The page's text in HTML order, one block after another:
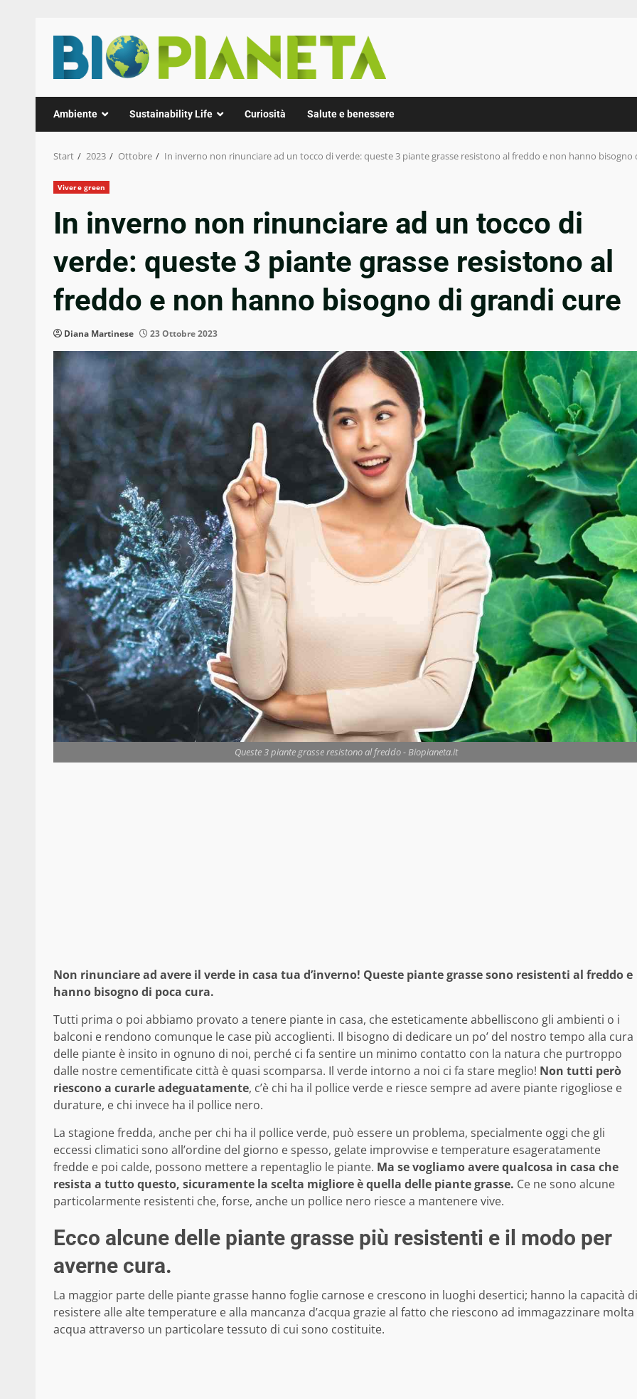
Inhalt
springen
Ambiente Sustainability Life Curiosità Salute e benessere
Start 2023 Ottobre In inverno non rinunciare ad un tocco di verde: queste 3 piante grasse resistono al freddo e non hanno bisogno
Vivere green
In inverno non rinunciare ad un tocco di
verde: queste 3 piante grasse resistono al
freddo e non hanno bisogno di grandi cure
Diana Martinese 23 Ottobre 2023
Queste 3 piante grasse resistono al freddo - Biopianeta.it
Non rinunciare ad avere il verde in casa tua d’inverno! Queste piante grasse sono resistenti al freddo e
hanno bisogno di poca cura.
Tutti prima o poi abbiamo provato a tenere piante in casa, che esteticamente abbelliscono gli ambienti o i
balconi e rendono comunque le case più accoglienti. Il bisogno di dedicare un po’ del nostro tempo alla cura
delle piante è insito in ognuno di noi, perché ci fa sentire un minimo contatto con la natura che purtroppo
dalle nostre cementificate città è quasi scomparsa. Il verde intorno a noi ci fa stare meglio! Non tutti però
riescono a curarle adeguatamente, c’è chi ha il pollice verde e riesce sempre ad avere piante rigogliose e
durature, e chi invece ha il pollice nero.
La stagione fredda, anche per chi ha il pollice verde, può essere un problema, specialmente oggi che gli
eccessi climatici sono all’ordine del giorno e spesso, gelate improvvise e temperature esageratamente
fredde e poi calde, possono mettere a repentaglio le piante. Ma se vogliamo avere qualcosa in casa che
resista a tutto questo, sicuramente la scelta migliore è quella delle piante grasse. Ce ne sono alcune
particolarmente resistenti che, forse, anche un pollice nero riesce a mantenere vive.
Ecco alcune delle piante grasse più resistenti e il modo per
averne cura.
La maggior parte delle piante grasse hanno foglie carnose e crescono in luoghi desertici; hanno la capacità di
resistere alle alte temperature e alla mancanza d’acqua grazie al fatto che riescono ad immagazzinare molta
acqua attraverso un particolare tessuto di cui sono costituite.